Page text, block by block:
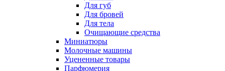
Для губ
Для бровей
Для тела
Очищающие средства
Миниатюры
Молочные машины
Уцененные товары
Парфюмерия